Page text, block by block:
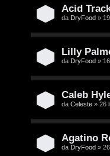
Acid
da DryFood »
Lilly
da DryFood »
Caleb
da Celeste » 26
Agatino
da DryFood »